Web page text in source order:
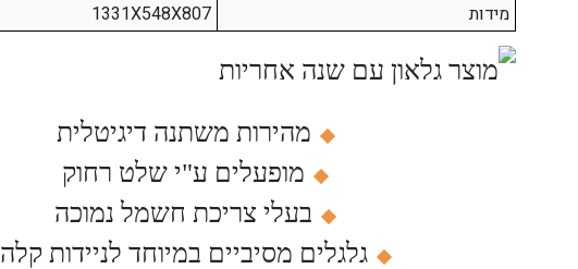
מידות
1331X548X807
מהירות משתנה דיגיטלית
מופעלים ע"י שלט רחוק
בעלי צריכת חשמל נמוכה
גלגלים מסיביים במיוחד לניידות קלה